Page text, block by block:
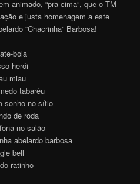
animado, “pra cima”, que o TM
e justa homenagem a este
“Chacrinha” Barbosa!
bola
herói
miau
tabaréu
sonho no sítio
de roda
no salão
abelardo barbosa
bell
ratinho